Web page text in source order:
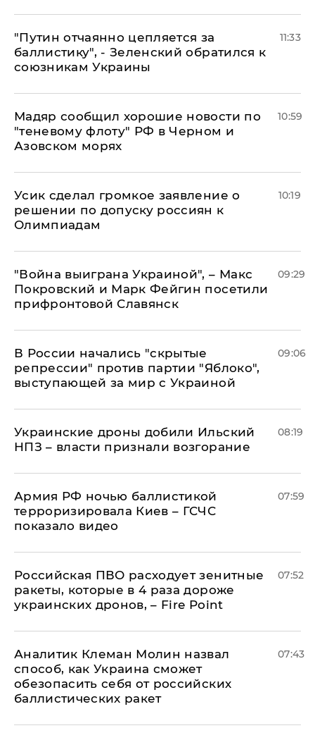
"Путин отчаянно цепляется за
баллистику", - Зеленский обратился к
союзникам Украины
11:33
Мадяр сообщил хорошие новости по
"теневому флоту" РФ в Черном и
Азовском морях
10:59
Усик сделал громкое заявление о
решении по допуску россиян к
Олимпиадам
10:19
"Война выиграна Украиной", – Макс
Покровский и Марк Фейгин посетили
прифронтовой Славянск
09:29
В России начались "скрытые
репрессии" против партии "Яблоко",
выступающей за мир с Украиной
09:06
Украинские дроны добили Ильский
НПЗ – власти признали возгорание
08:19
Армия РФ ночью баллистикой
терроризировала Киев – ГСЧС
показало видео
07:59
Российская ПВО расходует зенитные
ракеты, которые в 4 раза дороже
украинских дронов, – Fire Point
07:52
Аналитик Клеман Молин назвал
способ, как Украина сможет
обезопасить себя от российских
баллистических ракет
07:43